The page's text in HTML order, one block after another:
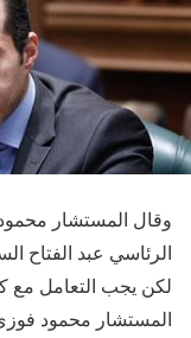
وقال المستشار
الرئاسي عبد الفتاح
لكن يجب التعامل مع
المستشار محمود